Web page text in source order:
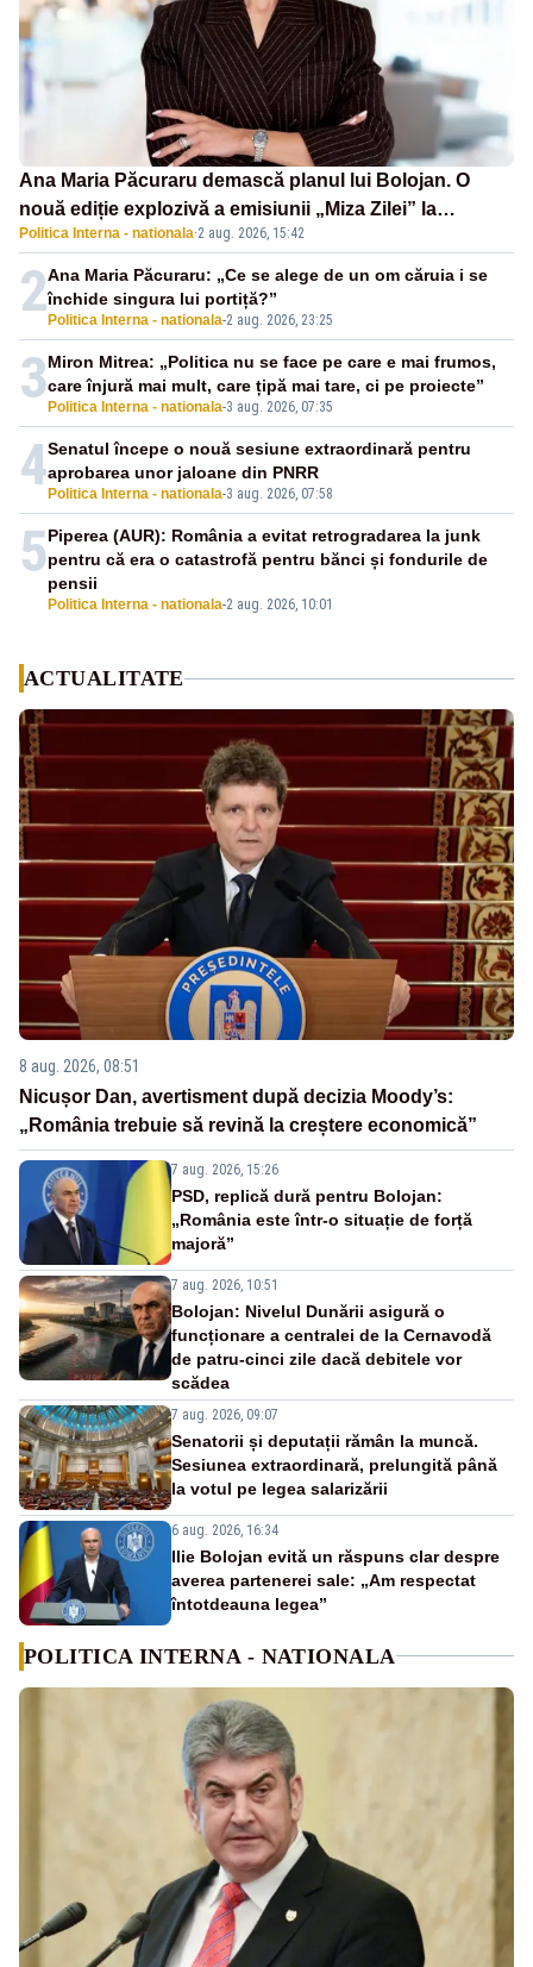
Ana Maria Păcuraru demască planul lui Bolojan. O
nouă ediție explozivă a emisiunii „Miza Zilei” la
Realitatea PLUS
Politica Interna - nationala·2 aug. 2026, 15:42
2 Politica Interna - nationala-2 aug. 2026, 23:25
Ana Maria Păcuraru: „Ce se alege de un om căruia i se
închide singura lui portiță?”
3 Politica Interna - nationala-3 aug. 2026, 07:35
Miron Mitrea: „Politica nu se face pe care e mai frumos,
care înjură mai mult, care țipă mai tare, ci pe proiecte”
4 Politica Interna - nationala-3 aug. 2026, 07:58
Senatul începe o nouă sesiune extraordinară pentru
aprobarea unor jaloane din PNRR
5
Politica Interna - nationala-2 aug. 2026, 10:01
Piperea (AUR): România a evitat retrogradarea la junk
pentru că era o catastrofă pentru bănci și fondurile de
pensii
ACTUALITATE
8 aug. 2026, 08:51
Nicușor Dan, avertisment după decizia Moody’s:
„România trebuie să revină la creștere economică”
7 aug. 2026, 15:26
PSD, replică dură pentru Bolojan:
„România este într-o situație de forță
majoră”
7 aug. 2026, 10:51
Bolojan: Nivelul Dunării asigură o
funcționare a centralei de la Cernavodă
de patru-cinci zile dacă debitele vor
scădea
7 aug. 2026, 09:07
Senatorii și deputații rămân la muncă.
Sesiunea extraordinară, prelungită până
la votul pe legea salarizării
6 aug. 2026, 16:34
Ilie Bolojan evită un răspuns clar despre
averea partenerei sale: „Am respectat
întotdeauna legea”
POLITICA INTERNA - NATIONALA